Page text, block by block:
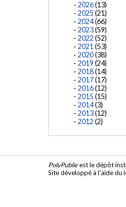
2026(13)
2025 (21)
2024(66)
2023(59)
2022 (52)
2021 (53)
2020(38)
2019 (24)
2018(14)
2017(17)
2016(12)
2015 (15)
2014(3)
2013(12)
2012 (2)
PolyPublieest le dépôt
Site développé à l'aide du